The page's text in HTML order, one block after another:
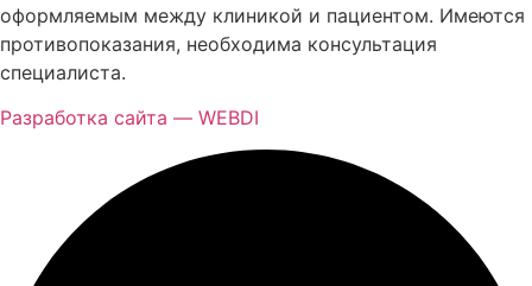
оформляемым между клиникой и пациентом. Имеются
противопоказания, необходима консультация
специалиста.
Разработка сайта — WEBDI